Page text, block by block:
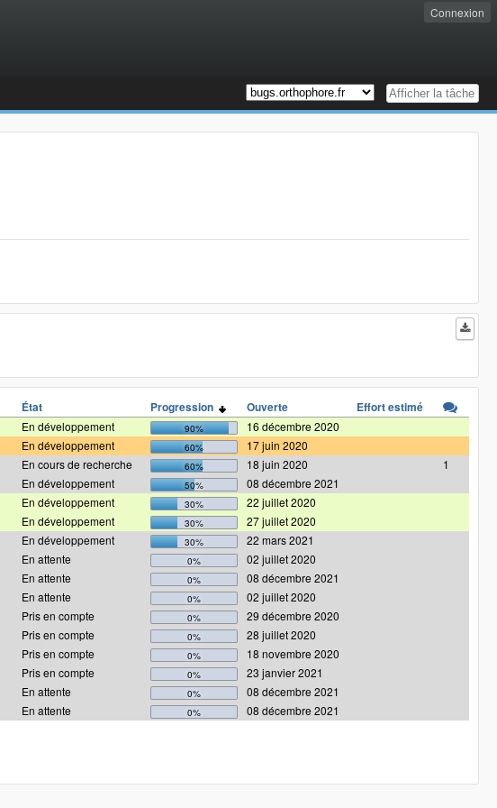
Connexion
État Progression Ouverte Effort estimé
En développement 90%
16 décembre 2020
En développement 60%
17 juin 2020
En cours de recherche 60% 18 juin 2020
1
En développement 50%
08 décembre 2021
En développement 30%
22 juillet 2020
En développement 30%
27 juillet 2020
En développement 30%
22 mars 2021
En attente 0%
02 juillet 2020
En attente 0%
08 décembre 2021
En attente 0%
02 juillet 2020
Pris en compte 0%
29 décembre 2020
Pris en compte 0%
28 juillet 2020
Pris en compte 0%
18 novembre 2020
Pris en compte 0%
23 janvier 2021
En attente 0%
08 décembre 2021
En attente 0% 08 décembre 2021